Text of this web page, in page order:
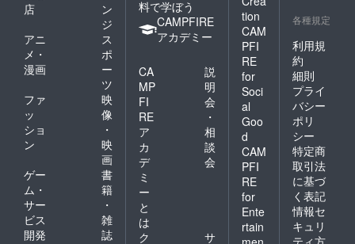
店
ン
ジ
アニ
メ・
漫画
ス
ポ
ー
ツ
ファ
ッ
ショ
ン
映
像
・
映
画
ゲー
ム・
サー
ビス
開発
書
籍
・
雑
誌
料で学ぼう
CAMPFIRE
アカデミー
CA
MP
FI
RE
ア
カ
デ
ミ
ー
と
は
説
明
会
・
相
談
会
ク
サ
tion
CAM
PFI
RE
for
Soci
al
Goo
d
CAM
PFI
RE
for
Ente
rtain
各種規定
利用規
約
細則
プライ
バシー
ポリ
シー
特定商
取引法
に基づ
く表記
情報セ
キュリ
ティ方